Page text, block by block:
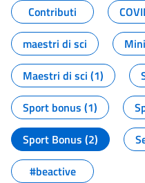
Contributi
maestri di sci
Maestri di sci (1)
Sport bonus (1)
Sport Bonus (2)
#beactive